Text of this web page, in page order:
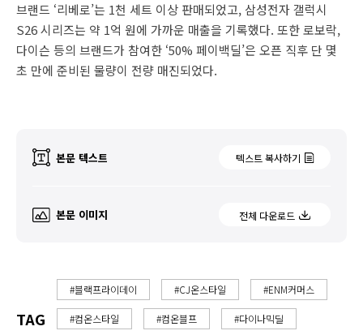
브랜드 ‘리베로’는 1천 세트 이상 판매되었고, 삼성전자 갤럭시
S26 시리즈는 약 1억 원에 가까운 매출을 기록했다. 또한 로보락,
다이슨 등의 브랜드가 참여한 ‘50% 페이백딜’은 오픈 직후 단 몇
초 만에 준비된 물량이 전량 매진되었다.
본문 텍스트 텍스트 복사하기
본문 이미지 전체 다운로드
TAG
#블랙프라이데이 #CJ온스타일 #ENM커머스
#컴온스타일 #컴온블프 #다이나믹딜